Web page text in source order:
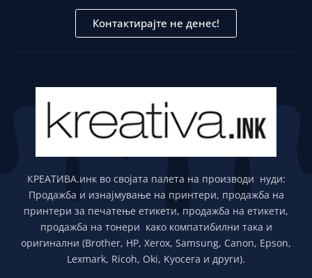
Контактирајте не денес!
КРЕАТИВА.инк во својата палета на производи нуди:
Продажба и изнајмување на принтери, продажба на
принтери за печатење етикети, продажба на етикети,
продажба на тонери како компатибилни така и
оригинални (Brother, HP, Xerox, Samsung, Canon, Epson,
Lexmark, Ricoh, Oki, Kyocera и други).